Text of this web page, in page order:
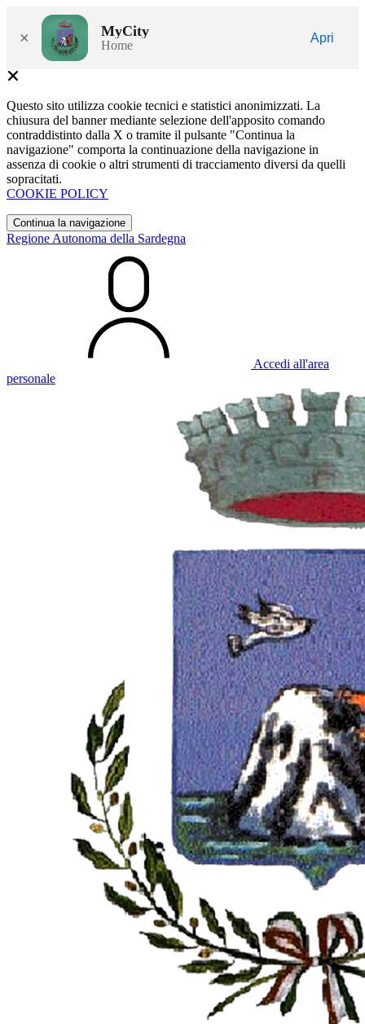
× MyCity
Home
Apri
Questo sito utilizza cookie tecnici e statistici anonimizzati. La
chiusura del banner mediante selezione dell'apposito comando
contraddistinto dalla X o tramite il pulsante "Continua la
navigazione" comporta la continuazione della navigazione in
assenza di cookie o altri strumenti di tracciamento diversi da quelli
sopracitati.
COOKIE POLICY
Continua la navigazione
Regione Autonoma della Sardegna
Accedi all'area
personale